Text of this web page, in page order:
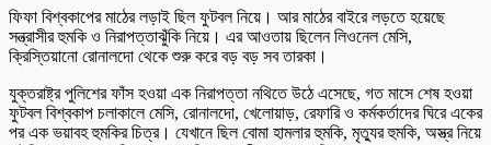
ফিফা বিশ্বকাপের মাঠের লড়াই ছিল ফুটবল নিয়ে। আর মাঠের বাইরে লড়তে হয়েছে
সন্ত্রাসীর হুমকি ও নিরাপত্তাঝুঁকি নিয়ে। এর আওতায় ছিলেন লিওনেল মেসি,
ক্রিস্তিয়ানো রোনালদো থেকে শুরু করে বড় বড় সব তারকা।
যুক্তরাষ্ট্র পুলিশের ফাঁস হওয়া এক নিরাপত্তা নথিতে উঠে এসেছে, গত মাসে শেষ হওয়া
ফুটবল বিশ্বকাপ চলাকালে মেসি, রোনালদো, খেলোয়াড়, রেফারি ও কর্মকর্তাদের ঘিরে একের
পর এক ভয়াবহ হুমকির চিত্র। যেখানে ছিল বোমা হামলার হুমকি, মৃত্যুর হুমকি, অস্ত্র নিয়ে